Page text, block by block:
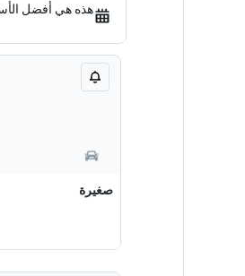
هذه هي أفضل
صغيرة